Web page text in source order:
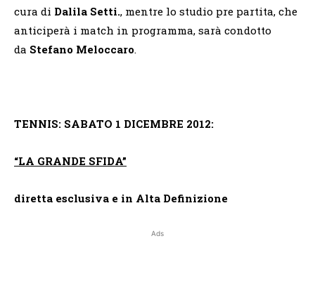
cura di Dalila Setti., mentre lo studio pre partita, che
anticiperà i match in programma, sarà condotto
da Stefano Meloccaro.
TENNIS: SABATO 1 DICEMBRE 2012:
“LA GRANDE SFIDA”
diretta esclusiva e in Alta Definizione
Ads